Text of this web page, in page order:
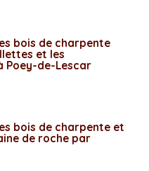
bois de charpente
et les
Poey-de-Lescar
bois de charpente et
de roche par